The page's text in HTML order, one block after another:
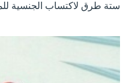
ستة طرق لاكتساب الجنسية